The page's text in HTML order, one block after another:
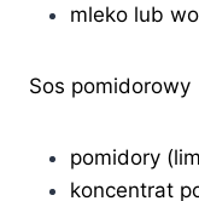
mleko lub
Sos pomidorowy
pomidory
koncentrat